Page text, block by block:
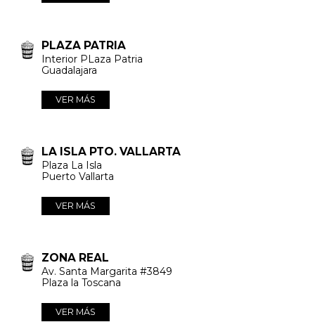
PLAZA PATRIA
Interior PLaza Patria
Guadalajara
VER MÁS
LA ISLA PTO. VALLARTA
Plaza La Isla
Puerto Vallarta
VER MÁS
ZONA REAL
Av. Santa Margarita #3849
Plaza la Toscana
VER MÁS